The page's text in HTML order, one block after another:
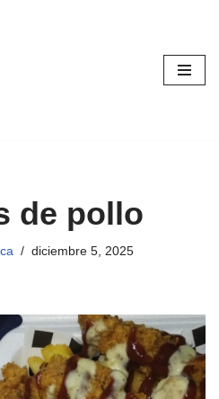
de pollo
diciembre 5, 2025